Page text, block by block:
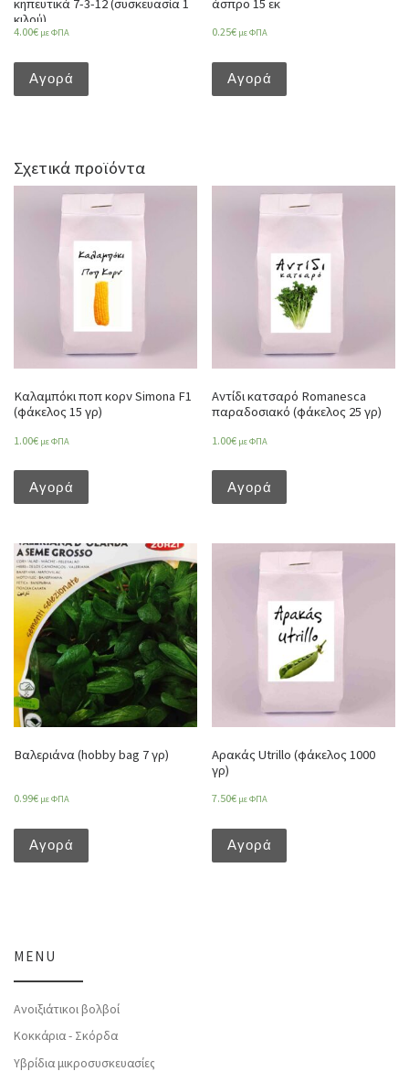
κηπευτικά 7-3-12 (συσκευασία 1
κιλού)
4.00€ με ΦΠΑ
Αγορά
άσπρο 15 εκ
0.25€ με ΦΠΑ
Αγορά
Σχετικά προϊόντα
Καλαμπόκι ποπ κορν Simona F1
(φάκελος 15 γρ)
1.00€ με ΦΠΑ
Αγορά
Αντίδι κατσαρό Romanesca
παραδοσιακό (φάκελος 25 γρ)
1.00€ με ΦΠΑ
Αγορά
Βαλεριάνα (hobby bag 7 γρ)
0.99€ με ΦΠΑ
Αγορά
Αρακάς Utrillo (φάκελος 1000
γρ)
7.50€ με ΦΠΑ
Αγορά
MENU
Ανοιξιάτικοι βολβοί
Κοκκάρια - Σκόρδα
Υβρίδια μικροσυσκευασίες